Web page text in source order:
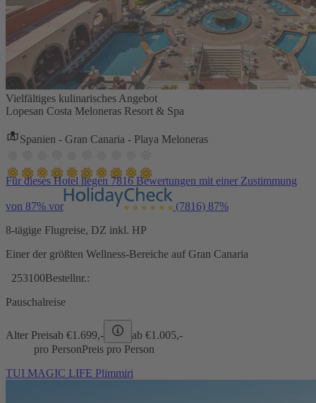
Vielfältiges kulinarisches Angebot
Lopesan Costa Meloneras Resort & Spa
Spanien - Gran Canaria - Playa Meloneras
Für dieses Hotel liegen 7816 Bewertungen mit einer Zustimmung
von 87% vor (7816) 87%
8-tägige Flugreise, DZ inkl. HP
Einer der größten Wellness-Bereiche auf Gran Canaria
253100Bestellnr.:
Pauschalreise
Alter Preisab €1.699,- ab €1.005,-
pro PersonPreis pro Person
TUI MAGIC LIFE Plimmiri